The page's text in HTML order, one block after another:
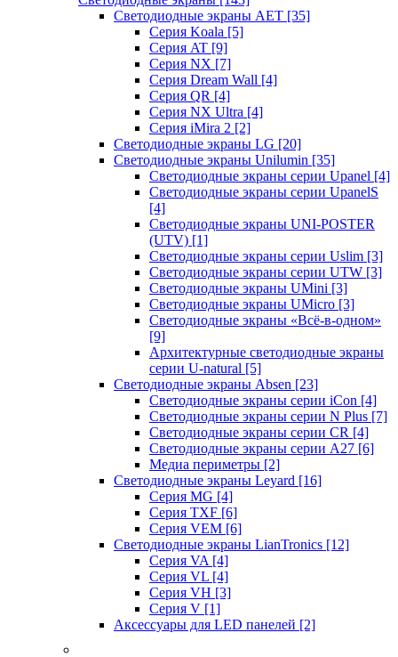
Светодиодные экраны AET [35]
Cерия Koala [5]
Серия AT [9]
Серия NX [7]
Серия Dream Wall [4]
Серия QR [4]
Серия NX Ultra [4]
Серия iMira 2 [2]
Светодиодные экраны LG [20]
Светодиодные экраны Unilumin [35]
Светодиодные экраны серии Upanel [4]
Светодиодные экраны серии UpanelS
[4]
Светодиодные экраны UNI-POSTER
(UTV) [1]
Светодиодные экраны серии Uslim [3]
Светодиодные экраны серии UTW [3]
Светодиодные экраны UMini [3]
Светодиодные экраны UMicro [3]
Светодиодные экраны «Всё-в-одном»
[9]
Архитектурные светодиодные экраны
серии U-natural [5]
Светодиодные экраны Absen [23]
Светодиодные экраны серии iCon [4]
Светодиодные экраны серии N Plus [7]
Светодиодные экраны серии CR [4]
Светодиодные экраны серии А27 [6]
Медиа периметры [2]
Светодиодные экраны Leyard [16]
Серия MG [4]
Серия TXF [6]
Серия VEM [6]
Светодиодные экраны LianTronics [12]
Серия VA [4]
Серия VL [4]
Серия VH [3]
Серия V [1]
Аксессуары для LED панелей [2]